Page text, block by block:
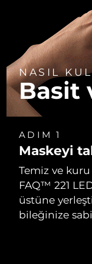
NASIL
Basit
ADIM 1
Maskeyi
Temiz ve
FAQ™ 221
üstüne
bileğinize